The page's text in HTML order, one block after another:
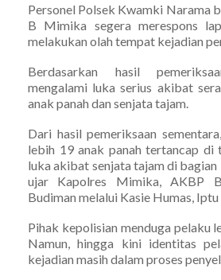
Personel Polsek Kwamki Narama
B Mimika segera merespons
melakukan olah tempat kejadian
Berdasarkan hasil
mengalami luka serius akibat
anak panah dan senjata tajam.
Dari hasil pemeriksaan
lebih 19 anak panah tertancap di
luka akibat senjata tajam di bagian
ujar Kapolres Mimika, AKBP
Budiman melalui Kasie Humas, Iptu
Pihak kepolisian menduga pelaku
Namun, hingga kini identitas
kejadian masih dalam proses